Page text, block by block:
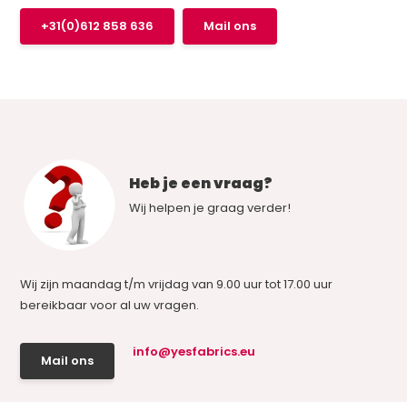
+31(0)612 858 636 Mail ons
Heb je een vraag?
Wij helpen je graag verder!
Wij zijn maandag t/m vrijdag van 9.00 uur tot 17.00 uur
bereikbaar voor al uw vragen.
Mail ons
info@yesfabrics.eu